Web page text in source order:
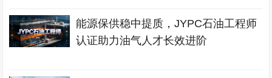
能源保供稳中提质，JYPC石油工程师
认证助力油气人才长效进阶